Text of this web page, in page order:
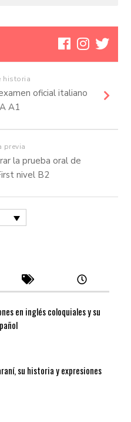
historia
oficial italiano
A1
previa
la prueba oral de
nivel B2
en inglés coloquiales y su
su historia y expresiones